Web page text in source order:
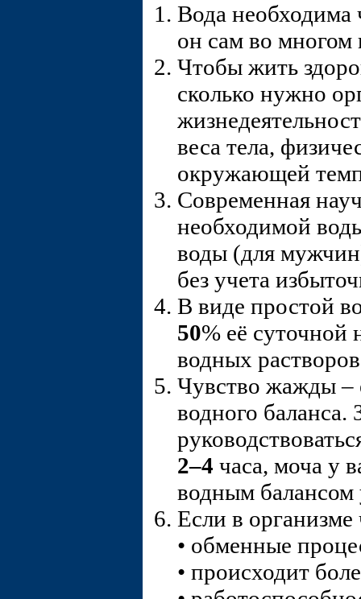
Вода необходима
он сам во многом
Чтобы жить
сколько нужно
веса тела,
окружающей
Современная
необходимой
воды (для
без учета
В виде простой
50% её
водных
Чувство жажды –
водного баланса.
2–4 часа, моча у
водным балансом
Если в организме
• обменные
• происходит